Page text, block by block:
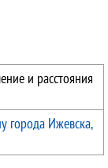
и расстояния
города Ижевска,